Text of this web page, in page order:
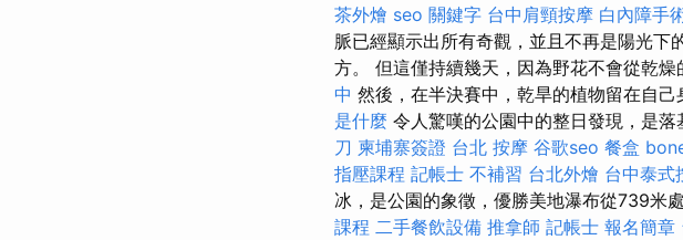
茶外燴 seo 關鍵字 台中肩頸按摩 白內障手
脈已經顯示出所有奇觀，並且不再是陽光
方。 但這僅持續幾天，因為野花不會從乾
中 然後，在半決賽中，乾旱的植物留在自
是什麼 令人驚嘆的公園中的整日發現，是
刀 柬埔寨簽證 台北 按摩 谷歌seo 餐盒
指壓課程 記帳士 不補習 台北外燴 台中泰式
冰，是公園的象徵，優勝美地瀑布從739米
課程 二手餐飲設備 推拿師 記帳士 報名簡章